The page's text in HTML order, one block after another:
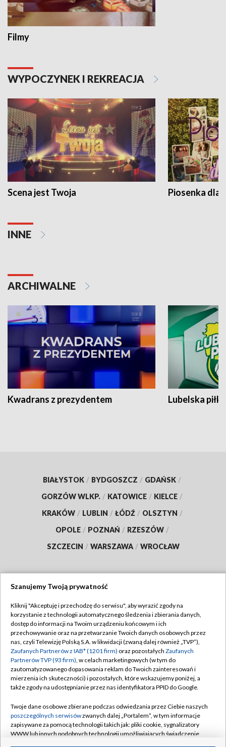
Filmy
WYPOCZYNEK I REKREACJA
Scena jest Twoja Piosenka dla
INNE
ARCHIWALNE
Kwadrans z prezydentem Lubelska piłka
BIAŁYSTOK / BYDGOSZCZ / GDAŃSK /
GORZÓW WLKP. / KATOWICE / KIELCE /
KRAKÓW / LUBLIN / ŁÓDŹ / OLSZTYN /
OPOLE / POZNAŃ / RZESZÓW /
SZCZECIN / WARSZAWA / WROCŁAW
TVP
Abonament TVP
Emisja w TVP
Centrum informacji TVP
Naziemna Telewizja Cyfrowa
Rada Programowa
System NOS
Regulamin TVP
Polityka prywatności
Moje zgody
Pomoc
Kontakt
Szanujemy Twoją prywatność
Kliknij "Akceptuję i przechodzę do serwisu", aby wyrazić zgody na
korzystanie z technologii automatycznego śledzenia i zbierania danych,
dostęp do informacji na Twoim urządzeniu końcowym i ich
przechowywanie oraz na przetwarzanie Twoich danych osobowych przez
nas, czyli Telewizję Polską S.A. w likwidacji (zwaną dalej również „TVP”),
Zaufanych Partnerów z IAB* (1201 firm) oraz pozostałych Zaufanych
Partnerów TVP (93 firm), w celach marketingowych (w tym do
zautomatyzowanego dopasowania reklam do Twoich zainteresowań i
mierzenia ich skuteczności) i pozostałych, które wskazujemy poniżej, a
także zgody na udostępnianie przez nas identyfikatora PPID do Google.
Twoje dane osobowe zbierane podczas odwiedzania przez Ciebie naszych
poszczególnych serwisówzwanych dalej „Portalem”, w tym informacje
zapisywane za pomocą technologii takich jak: pliki cookie, sygnalizatory
WWW lub innych podobnych technologii umożliwiających świadczenie